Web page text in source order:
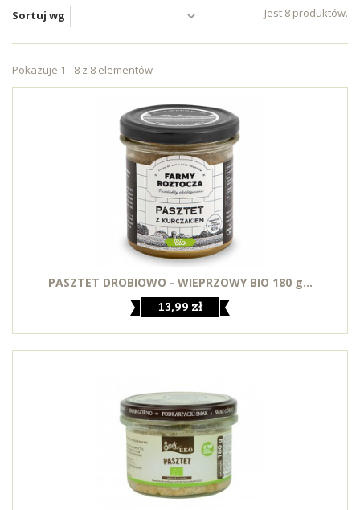
Sortuj wg Jest 8 produktów.
Pokazuje 1 - 8 z 8 elementów
PASZTET DROBIOWO - WIEPRZOWY BIO 180 g...
13,99 zł